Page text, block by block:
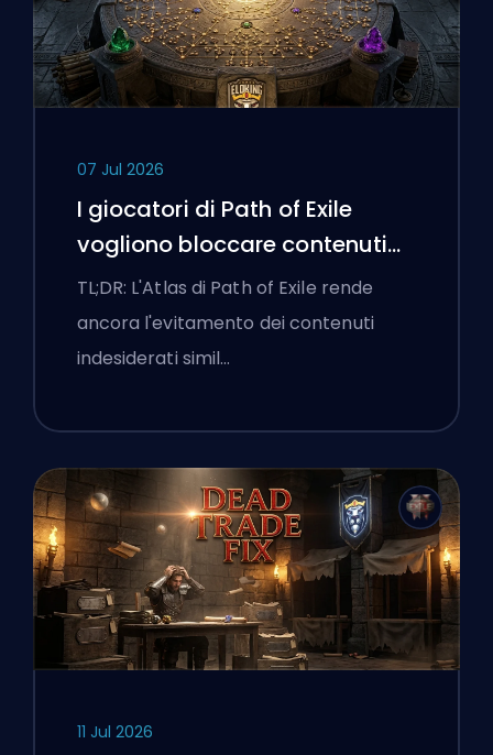
07 Jul 2026
I giocatori di Path of Exile
vogliono bloccare contenuti
cattivi e l'interfaccia continua
a ostacolarli
TL;DR: L'Atlas di Path of Exile rende
ancora l'evitamento dei contenuti
indesiderati simil…
11 Jul 2026